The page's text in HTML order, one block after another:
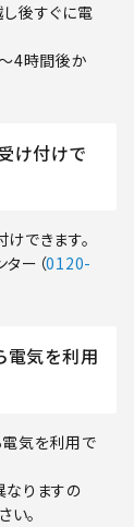
後すぐに電
4時間後か
け付けで
できます。
ー（0120-
電気を利用
気を利用で
なりますの
い。